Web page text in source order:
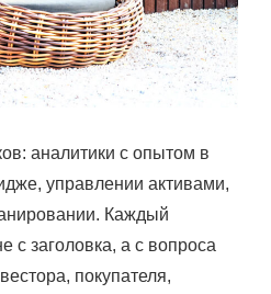
аналитики с опытом в
управлении активами,
Каждый
с заголовка, а с вопроса
покупателя,